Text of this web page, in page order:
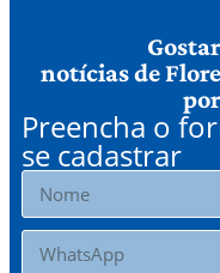
notícias de
Preencha o
se cadastrar